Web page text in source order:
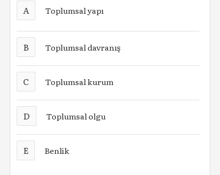
A Toplumsal yapı
B Toplumsal davranış
C Toplumsal kurum
D Toplumsal olgu
E Benlik